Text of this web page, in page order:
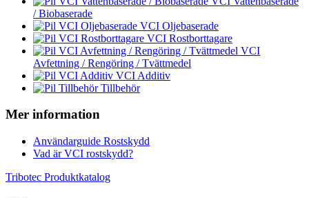
/ Biobaserade
VCI Oljebaserade
VCI Rostborttagare
VCI
Avfettning / Rengöring / Tvättmedel
VCI Additiv
Tillbehör
Mer information
Användarguide Rostskydd
Vad är VCI rostskydd?
Tribotec Produktkatalog